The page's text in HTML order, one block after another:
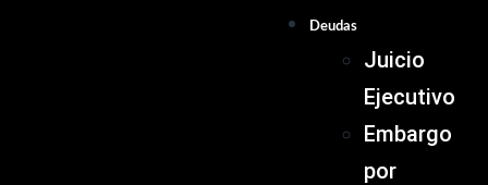
Deudas
Juicio
Ejecutivo
Embargo
por